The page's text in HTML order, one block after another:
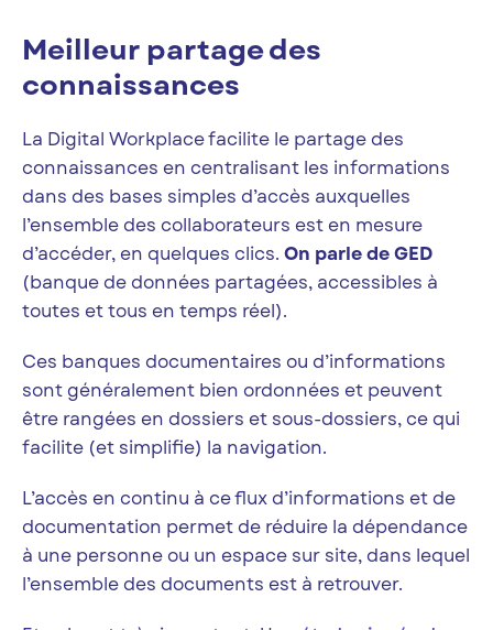
Meilleur partage des
connaissances
La Digital Workplace facilite le partage des
connaissances en centralisant les informations
dans des bases simples d’accès auxquelles
l’ensemble des collaborateurs est en mesure
d’accéder, en quelques clics. On parle de GED
(banque de données partagées, accessibles à
toutes et tous en temps réel).
Ces banques documentaires ou d’informations
sont généralement bien ordonnées et peuvent
être rangées en dossiers et sous-dossiers, ce qui
facilite (et simplifie) la navigation.
L’accès en continu à ce flux d’informations et de
documentation permet de réduire la dépendance
à une personne ou un espace sur site, dans lequel
l’ensemble des documents est à retrouver.